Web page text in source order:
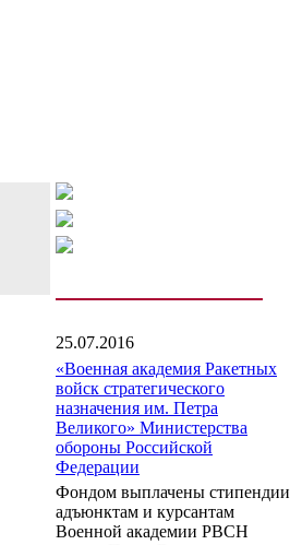
25.07.2016
«Военная академия Ракетных
войск стратегического
назначения им. Петра
Великого» Министерства
обороны Российской
Федерации
Фондом выплачены стипендии
адъюнктам и курсантам
Военной академии РВСН